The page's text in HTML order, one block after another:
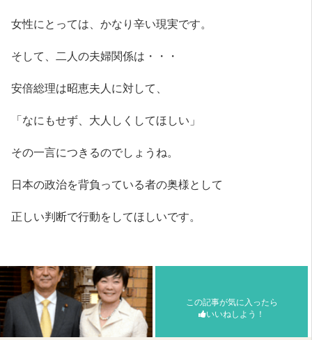
女性にとっては、かなり辛い現実です。
そして、二人の夫婦関係は・・・
安倍総理は昭恵夫人に対して、
「なにもせず、大人しくしてほしい」
その一言につきるのでしょうね。
日本の政治を背負っている者の奥様として
正しい判断で行動をしてほしいです。
この記事が気に入ったら
いいねしよう！